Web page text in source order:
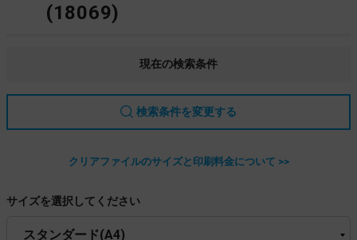
(18069)
現在の検索条件
検索条件を変更する
クリアファイルのサイズと印刷料金について >>
サイズを選択してください